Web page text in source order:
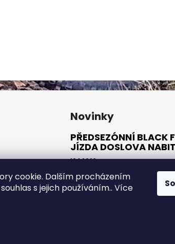
cookie. Dalším procházením
s jejich používáním.. Více
Novinky
PŘEDSEZÓNNÍ
JÍZDA DOSLOVA
10.1.2023
ARCHIV